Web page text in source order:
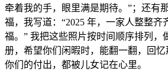
牵着我的手，眼里满是期待。”；还有
福，我写道：“2025 年，一家人整整齐
福。” 我把这些照片按时间顺序排列，
册，希望你们闲暇时，能翻一翻，回
你们的付出，都被儿女记在心里。